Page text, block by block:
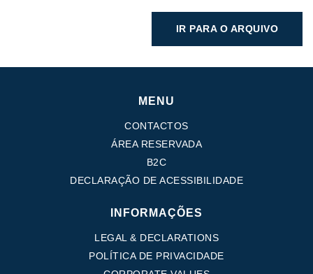
IR PARA O ARQUIVO
MENU
CONTACTOS
ÁREA RESERVADA
B2C
DECLARAÇÃO DE ACESSIBILIDADE
INFORMAÇÕES
LEGAL & DECLARATIONS
POLÍTICA DE PRIVACIDADE